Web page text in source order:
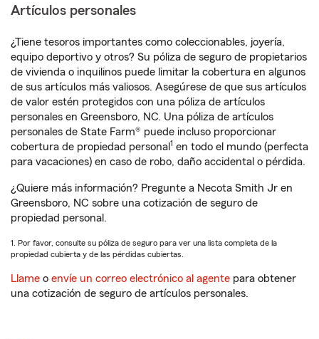
Artículos personales
¿Tiene tesoros importantes como coleccionables, joyería,
equipo deportivo y otros? Su póliza de seguro de propietarios
de vivienda o inquilinos puede limitar la cobertura en algunos
de sus artículos más valiosos. Asegúrese de que sus artículos
de valor estén protegidos con una póliza de artículos
personales en Greensboro, NC. Una póliza de artículos
personales de State Farm® puede incluso proporcionar
cobertura de propiedad personal 1 en todo el mundo (perfecta
para vacaciones) en caso de robo, daño accidental o pérdida.
¿Quiere más información? Pregunte a Necota Smith Jr en
Greensboro, NC sobre una cotización de seguro de
propiedad personal.
1. Por favor, consulte su póliza de seguro para ver una lista completa de la
propiedad cubierta y de las pérdidas cubiertas.
Llame o envíe un correo electrónico al agente para obtener
una cotización de seguro de artículos personales.